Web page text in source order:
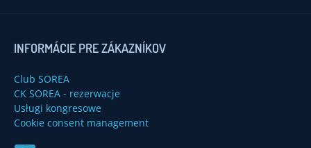
INFORMÁCIE PRE ZÁKAZNÍKOV
Club SOREA
CK SOREA - rezerwacje
Usługi kongresowe
Cookie consent management